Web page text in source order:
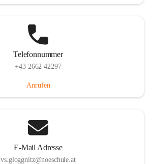
Telefonnummer
+43 2662 42297
Anrufen
E-Mail Adresse
vs.gloggnitz@noeschule.at